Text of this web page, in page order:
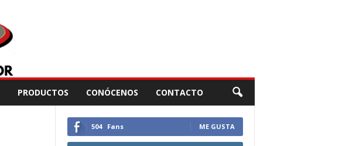
PRODUCTOS CONÓCENOS CONTACTO
504 Fans ME GUSTA